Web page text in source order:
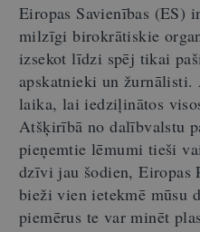
Eiropas Savienības (ES)
milzīgi birokrātiskie
izsekot līdzi spēj tikai
apskatnieki un
laika, lai iedziļinātos
Atšķirībā no dalībvalstu
pieņemtie lēmumi tieši
dzīvi jau šodien, Eiropas
bieži vien ietekmē mūsu
piemērus te var minēt